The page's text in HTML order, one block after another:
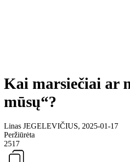
Kai marsiečiai ar
mūsų“?
Linas JEGELEVIČIUS, 2025-01-17
Peržiūrėta
2517